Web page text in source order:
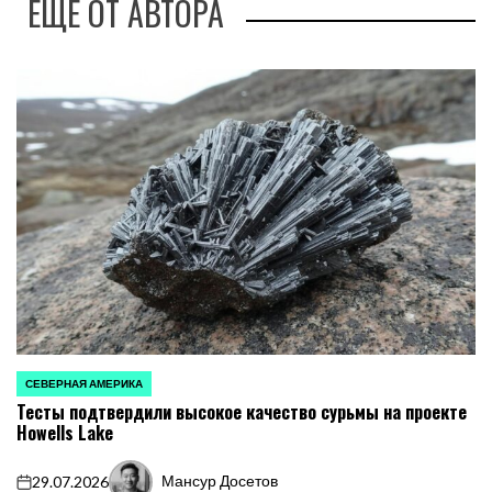
ЕЩЕ ОТ АВТОРА
ОПУБЛИКОВАНО
В
СЕВЕРНАЯ АМЕРИКА
Тесты подтвердили высокое качество сурьмы на проекте
Howells Lake
29.07.2026 Мансур Досетов